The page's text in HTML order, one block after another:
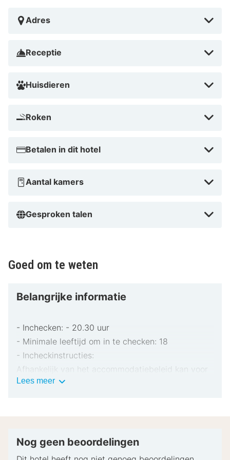
Ellwangen bevind je je op 5 min. rijden van
hotel ligt op 6,3 km van Kastell Buch en op 15,1 km van
Tiefer Stollen Mine.
Dicht bij Fürstpropstei Ellwangen
Adres
Receptie
Huisdieren
Roken
Betalen in dit hotel
Aantal kamers
Gesproken talen
Goed om te weten
Belangrijke informatie
- Inchecken: - 20.30 uur
- Minimale leeftijd om in te checken: 18
- Incheckinstructies:
Afhankelijk van het accommodatiebeleid kan voor
extra personen een toeslag in rekening worden
pinpas of borgsom in contanten te verstrekken
Lees meerBelangrijke
Nog geen beoordelingen